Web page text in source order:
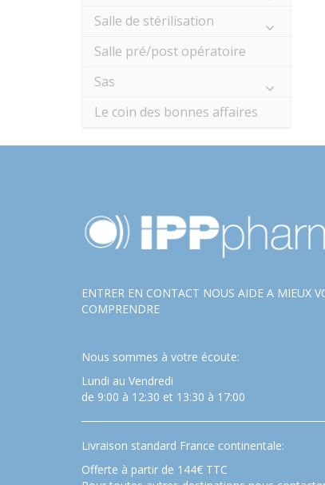
Salle de stérilisation
Salle pré/post opératoire
Sas
Le coin des bonnes affaires
ENTRER EN CONTACT NOUS AIDE A MIEUX
COMPRENDRE
Nous sommes à votre écoute:
Lundi au Vendredi
de 9:00 à 12:30 et 13:30 à 17:00
Livraison standard France continentale:
Offerte à partir de 144€ TTC